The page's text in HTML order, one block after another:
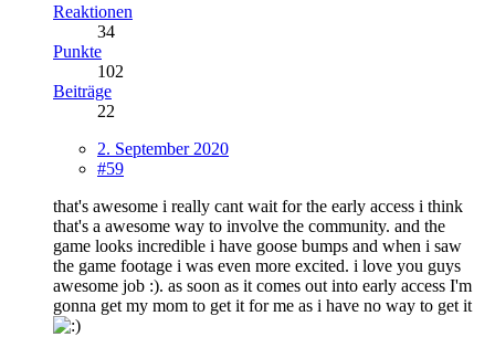
Reaktionen
34
Punkte
102
Beiträge
22
2. September 2020
#59
that's awesome i really cant wait for the early access i think
that's a awesome way to involve the community. and the
game looks incredible i have goose bumps and when i saw
the game footage i was even more excited. i love you guys
awesome job :). as soon as it comes out into early access I'm
gonna get my mom to get it for me as i have no way to get it